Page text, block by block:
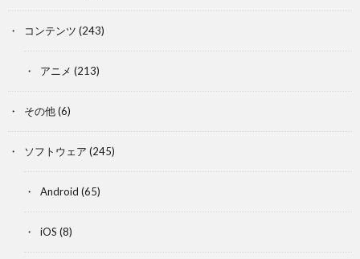
コンテンツ (243)
アニメ (213)
その他(6)
ソフトウェア (245)
Android (65)
iOS (8)